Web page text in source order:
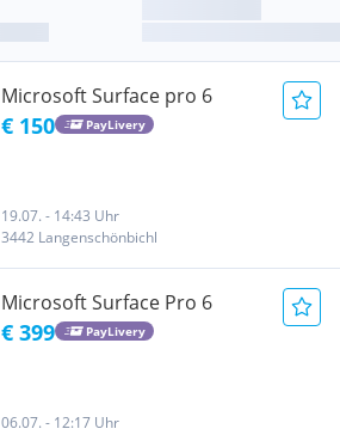
Microsoft Surface pro 6
€ 150 PayLivery
19.07. - 14:43 Uhr
3442 Langenschönbichl
Microsoft Surface Pro 6
€ 399 PayLivery
06.07. - 12:17 Uhr